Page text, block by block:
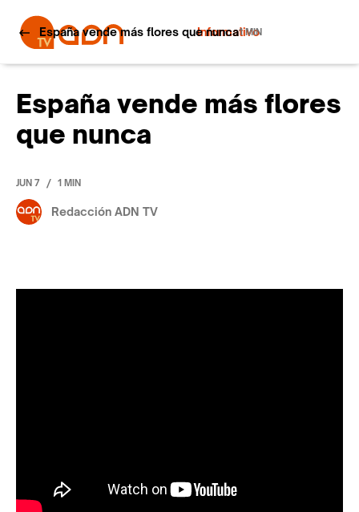
Informativo
España vende más flores que nunca1 MIN
España vende más flores
que nunca
JUN 7 / 1 MIN
Redacción ADN TV